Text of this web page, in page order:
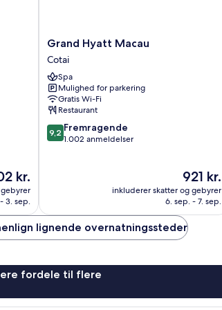
kr.
kr.
3. sep.
Grand
Hyatt
Macau
Cotai
Grand Hyatt Macau
Cotai
Spa
Mulighed for parkering
Gratis Wi-Fi
Restaurant
9.2
ud
9,2 Fremragende
1.002 anmeldelser
Prisen
er
921 kr.
921 kr.
inkluderer skatter og gebyrer
6. sep. - 7. sep.
lignende overnatningssteder
fordele til flere